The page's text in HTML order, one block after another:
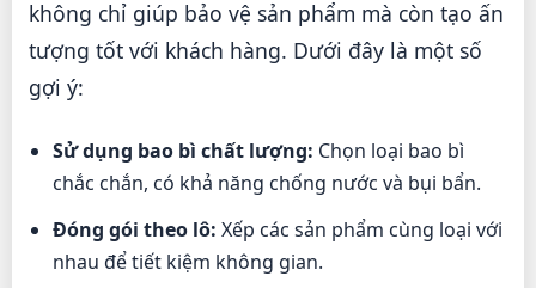
không chỉ giúp bảo vệ sản phẩm mà còn tạo ấn
tượng tốt với khách hàng. Dưới đây là một số
gợi ý:
Sử dụng bao bì chất lượng: Chọn loại bao bì
chắc chắn, có khả năng chống nước và bụi bẩn.
Đóng gói theo lô: Xếp các sản phẩm cùng loại với
nhau để tiết kiệm không gian.